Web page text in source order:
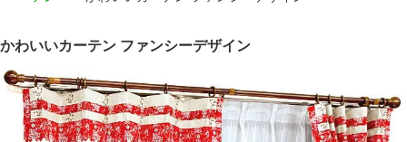
かわいいカーテン ファンシーデザイン